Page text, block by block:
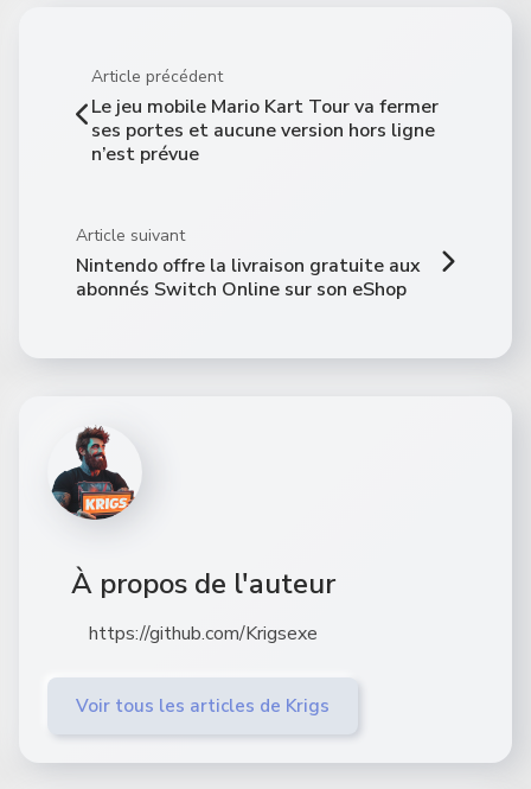
Article précédent
Le jeu mobile Mario Kart Tour va fermer
ses portes et aucune version hors ligne
n’est prévue
Article suivant
Nintendo offre la livraison gratuite aux
abonnés Switch Online sur son eShop
À propos de l'auteur
https://github.com/Krigsexe
Voir tous les articles de Krigs